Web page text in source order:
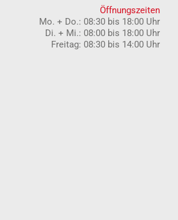
Öffnungszeiten
Mo. + Do.: 08:30 bis 18:00 Uhr
Di. + Mi.: 08:00 bis 18:00 Uhr
Freitag: 08:30 bis 14:00 Uhr